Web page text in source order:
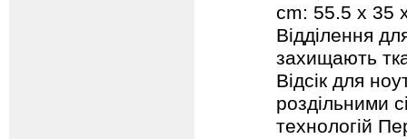
cm: 55.5 x 35
Відділення
захищають
Відсік для
роздільними
технологій